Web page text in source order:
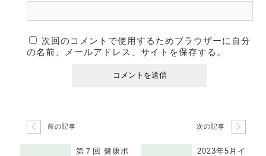
次回のコメントで使用するためブラウザーに自分
の名前、メールアドレス、サイトを保存する。
前の記事
第７回 健康ボ
次の記事
2023年5月イ